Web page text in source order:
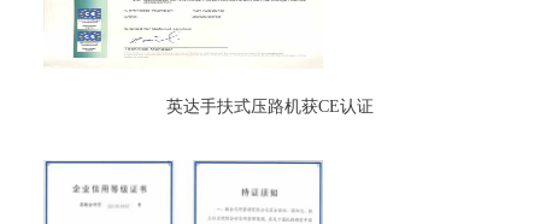
英达手扶式压路机获CE认证